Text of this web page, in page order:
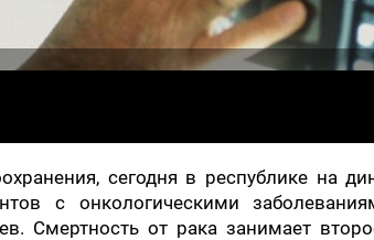
сегодня в республике на
с онкологическими
Смертность от рака занимает